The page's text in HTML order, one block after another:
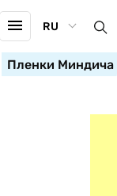
RU
Пленки Миндича